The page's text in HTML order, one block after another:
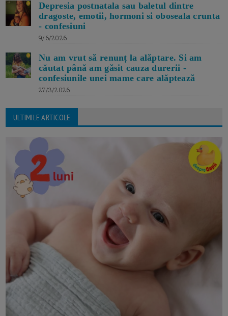
Depresia postnatala sau baletul dintre
dragoste, emotii, hormoni si oboseala crunta
- confesiuni
9/6/2026
Nu am vrut să renunț la alăptare. Si am
căutat până am găsit cauza durerii -
confesiunile unei mame care alăptează
27/3/2026
ULTIMILE ARTICOLE